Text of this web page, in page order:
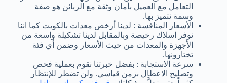
التعامل مع العميل بأمان وثقة مع الزبائن هو صفة
وسمة نتميز بها.
الأسعار المنافسة : لدينا أرخص معدات بالكويت كما اننا
نوفر اسلاك رخيصة وبالمقابل لدينا تشكيلة واسعة من
الأجهزة والمعدات من حيث الأسعار وضمن أي فئة
تختارونها.
سرعة الاستجابة : بفضل خبرتنا نقوم بعملية فحص
وتصليح الاعطال بزمن قياسي. ولن تضطر للإنتظار